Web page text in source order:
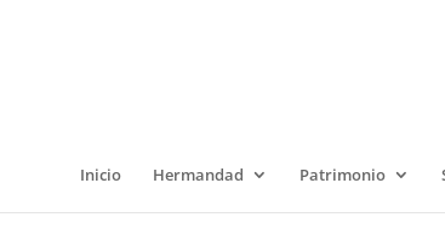
Inicio Hermandad Patrimonio